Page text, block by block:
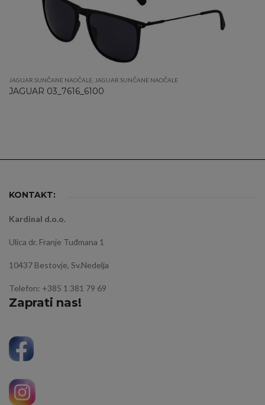
JAGUAR SUNČANE NAOČALE JAGUAR SUNČANE NAOČALE
JAGUAR 03_7616_6100
KONTAKT:
Kardinal d.o.o.
Ulica dr. Franje Tuđmana 1
10437 Bestovje, Sv.Nedelja
Telefon: +385 1 381 79 69
Zaprati nas!